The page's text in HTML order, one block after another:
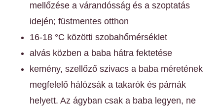
mellőzése a várandósság és a szoptatás
idején; füstmentes otthon
16-18 °C közötti szobahőmérséklet
alvás közben a baba hátra fektetése
kemény, szellőző szivacs a baba méretének
megfelelő hálózsák a takarók és párnák
helyett. Az ágyban csak a baba legyen, ne